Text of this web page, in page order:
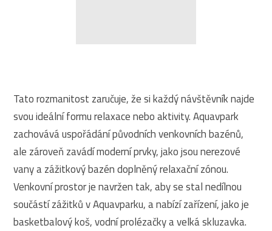
Tato rozmanitost zaručuje, že si každý návštěvník najde
svou ideální formu relaxace nebo aktivity. Aquavpark
zachovává uspořádání původních venkovních bazénů,
ale zároveň zavádí moderní prvky, jako jsou nerezové
vany a zážitkový bazén doplněný relaxační zónou.
Venkovní prostor je navržen tak, aby se stal nedílnou
součástí zážitků v Aquavparku, a nabízí zařízení, jako je
basketbalový koš, vodní prolézačky a velká skluzavka.